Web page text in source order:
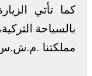
كما تأتي
بالسياحة
مملكتنا